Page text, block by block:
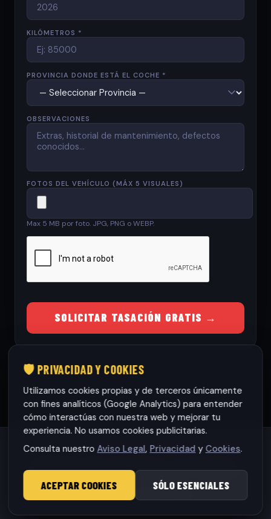
KILÓMETROS *
PROVINCIA DONDE ESTÁ EL COCHE *
OBSERVACIONES
FOTOS DEL VEHÍCULO (MÁX 5 VISUALES)
Max 5 MB por foto. JPG, PNG o WEBP.
SOLICITAR TASACIÓN GRATIS →
© 2026 RamonCars. Todos los derechos reservados.
🛡️ PRIVACIDAD Y COOKIES
Utilizamos cookies propias y de terceros únicamente
con fines analíticos (Google Analytics) para entender
cómo interactúas con nuestra web y mejorar tu
experiencia. No usamos cookies publicitarias.
Consulta nuestroAviso Legal, Privacidad y Cookies.
ACEPTAR COOKIES SÓLO ESENCIALES